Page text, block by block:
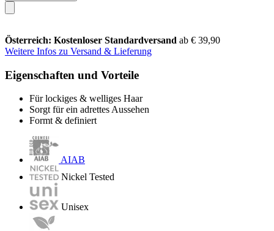
Österreich: Kostenloser Standardversand ab € 39,90
Weitere Infos zu Versand & Lieferung
Eigenschaften und Vorteile
Für lockiges & welliges Haar
Sorgt für ein adrettes Aussehen
Formt & definiert
AIAB
Nickel Tested
Unisex